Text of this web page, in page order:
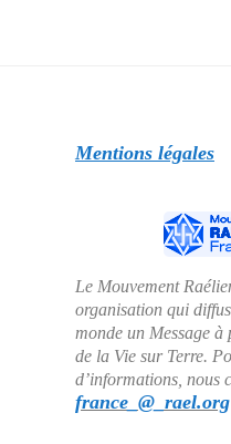
Mentions légales
Le Mouvement
organisation qui
monde un Message à
de la Vie sur Terre.
d’informations, nous
france_@_rael.org